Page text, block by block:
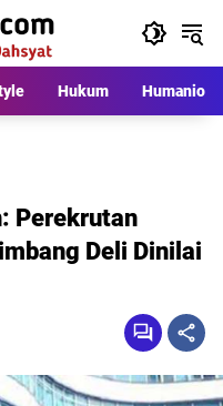
Hukum Humaniora
Perekrutan
Deli Dinilai